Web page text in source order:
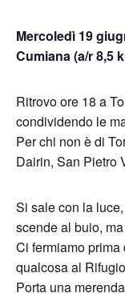
Mercoledì 19
Cumiana (a/r 8,5
Ritrovo ore 18 a
condividendo le
Per chi non è di
Dairin, San Pietro
Si sale con la
scende al buio,
Ci fermiamo
qualcosa al
Porta una